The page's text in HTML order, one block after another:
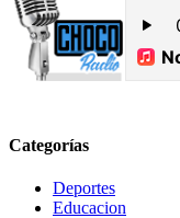
Categorías
Deportes
Educacion